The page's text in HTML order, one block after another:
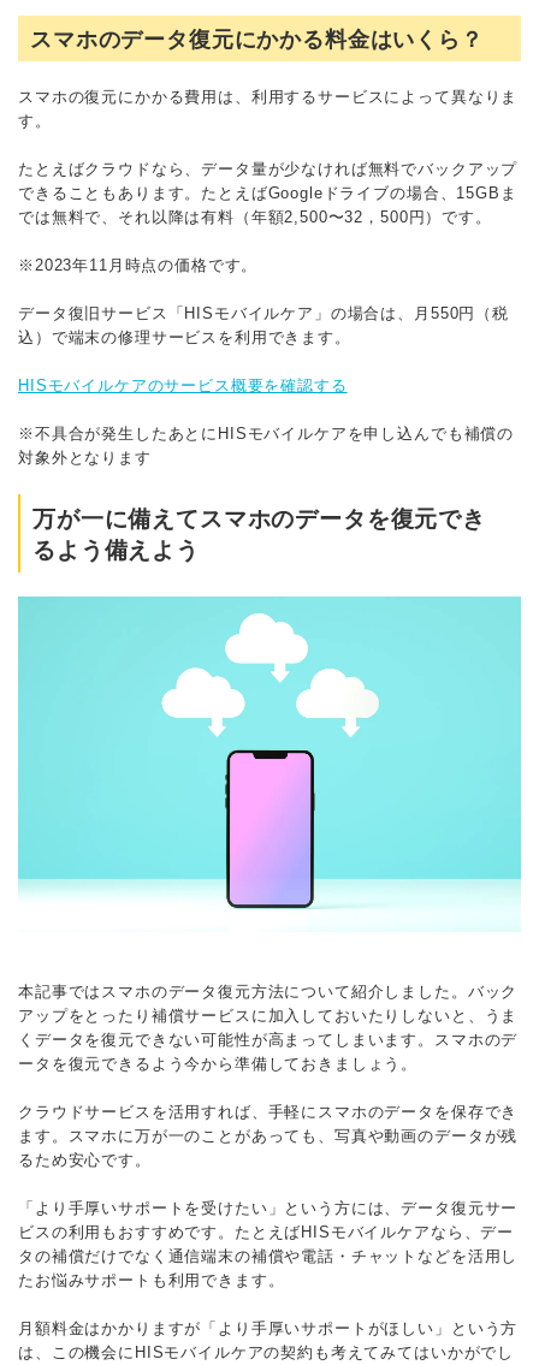
スマホのデータ復元にかかる料金はいくら？
スマホの復元にかかる費用は、利用するサービスによって異なりま
す。
たとえばクラウドなら、データ量が少なければ無料でバックアップ
できることもあります。たとえばGoogleドライブの場合、15GBま
では無料で、それ以降は有料（年額2,500〜32，500円）です。
※2023年11月時点の価格です。
データ復旧サービス「HISモバイルケア」の場合は、月550円（税
込）で端末の修理サービスを利用できます。
HISモバイルケアのサービス概要を確認する
※不具合が発生したあとにHISモバイルケアを申し込んでも補償の
対象外となります
万が一に備えてスマホのデータを復元でき
るよう備えよう
本記事ではスマホのデータ復元方法について紹介しました。バック
アップをとったり補償サービスに加入しておいたりしないと、うま
くデータを復元できない可能性が高まってしまいます。スマホのデ
ータを復元できるよう今から準備しておきましょう。
クラウドサービスを活用すれば、手軽にスマホのデータを保存でき
ます。スマホに万が一のことがあっても、写真や動画のデータが残
るため安心です。
「より手厚いサポートを受けたい」という方には、データ復元サー
ビスの利用もおすすめです。たとえばHISモバイルケアなら、デー
タの補償だけでなく通信端末の補償や電話・チャットなどを活用し
たお悩みサポートも利用できます。
月額料金はかかりますが「より手厚いサポートがほしい」という方
は、この機会にHISモバイルケアの契約も考えてみてはいかがでし